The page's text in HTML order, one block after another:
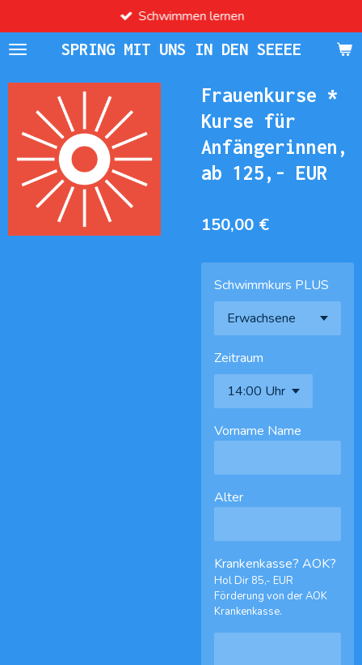
Hauptinhalt
springenSPRING MIT UNS IN DEN SEEEE
Schwimmen lernen
Frauenkurse *
Kurse für
Anfängerinnen,
ab 125,- EUR
150,00 €
Schwimmkurs PLUS
Zeitraum
Vorname Name
Alter
Krankenkasse? AOK?
Hol Dir 85,- EUR
Förderung von der AOK
Krankenkasse.